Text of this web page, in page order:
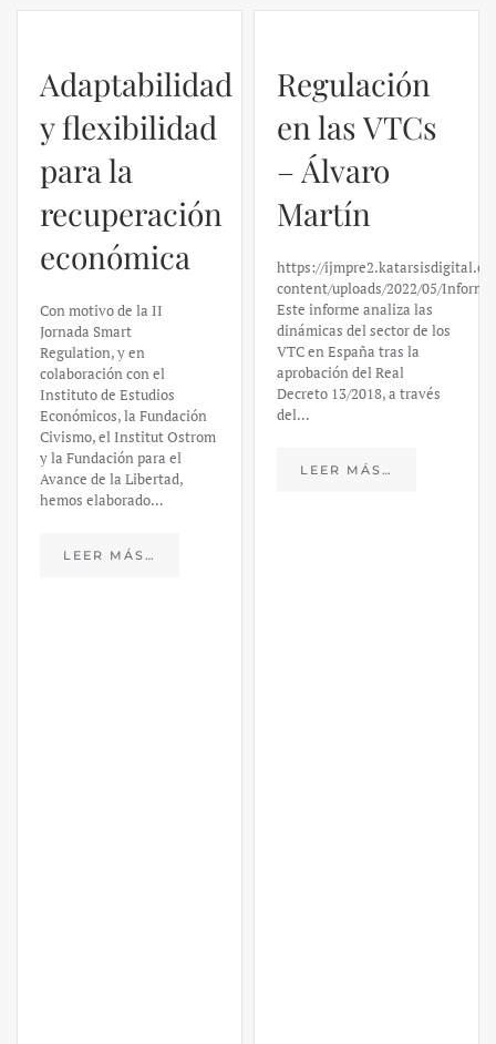
Adaptabilidad
y flexibilidad
para la
recuperación
económica
Con motivo de la II
Jornada Smart
Regulation, y en
colaboración con el
Instituto de Estudios
Económicos, la Fundación
Civismo, el Institut Ostrom
y la Fundación para el
Avance de la Libertad,
hemos elaborado…
LEER MÁS…
Regulación
en las VTCs
– Álvaro
Martín
https://
content/uploads/2022/05/
Este informe analiza las
dinámicas del sector de los
VTC en España tras la
aprobación del Real
Decreto 13/2018, a través
del…
LEER MÁS…